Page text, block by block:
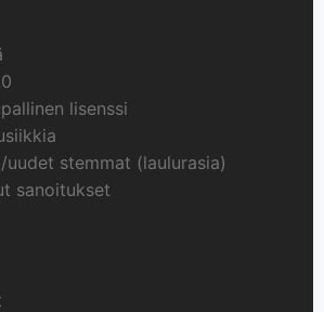
lisenssi
uudet stemmat (laulurasia)
sanoitukset